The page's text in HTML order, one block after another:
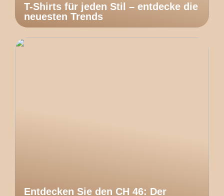
T-Shirts für jeden Stil – entdecke die
neuesten Trends
Entdecken Sie den CH 46: Der